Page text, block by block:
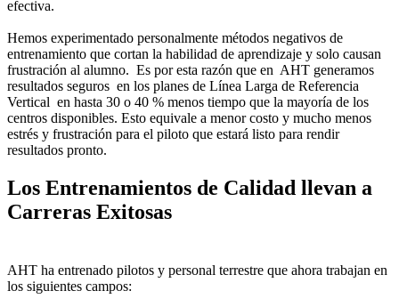
efectiva.
Hemos experimentado personalmente métodos negativos de
entrenamiento que cortan la habilidad de aprendizaje y solo causan
frustración al alumno. Es por esta razón que en AHT generamos
resultados seguros en los planes de Línea Larga de Referencia
Vertical en hasta 30 o 40 % menos tiempo que la mayoría de los
centros disponibles. Esto equivale a menor costo y mucho menos
estrés y frustración para el piloto que estará listo para rendir
resultados pronto.
Los Entrenamientos de Calidad llevan a
Carreras Exitosas
AHT ha entrenado pilotos y personal terrestre que ahora trabajan en
los siguientes campos: